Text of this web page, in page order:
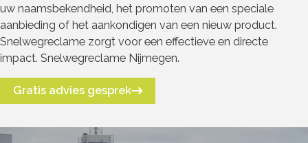
uw naamsbekendheid, het promoten van een speciale
aanbieding of het aankondigen van een nieuw product.
Snelwegreclame zorgt voor een effectieve en directe
impact. Snelwegreclame Nijmegen.
Gratis advies gesprek